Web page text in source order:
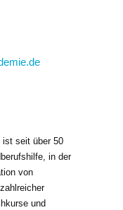
ist seit über 50
in der
von
und